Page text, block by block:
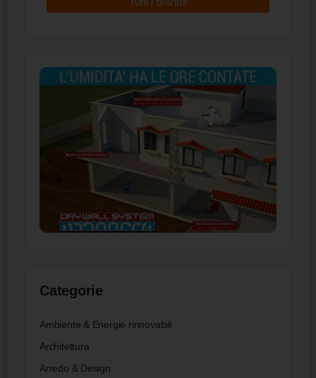
Categorie
Ambiente & Energie rinnovabili
Architettura
Arredo & Design